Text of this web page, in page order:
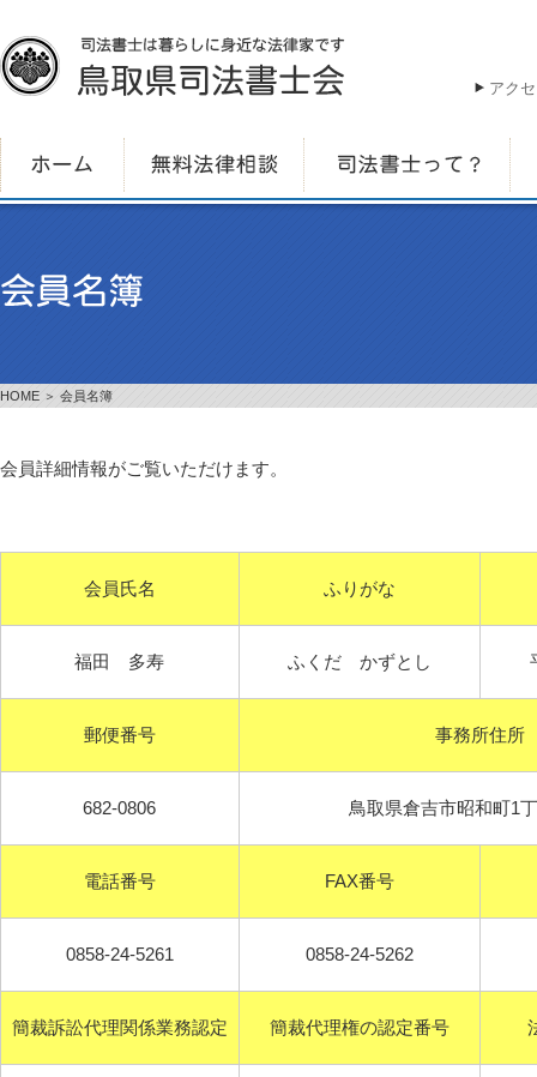
アク
HOME ＞ 会員名簿
会員詳細情報がご覧いただけます。
会員氏名 ふりがな
福田 多寿 ふくだ かずとし
郵便番号 事務所住所
682-0806 鳥取県倉吉市昭和町1
電話番号 FAX番号
0858-24-5261 0858-24-5262
簡裁訴訟代理関係業務認定 簡裁代理権の認定番号